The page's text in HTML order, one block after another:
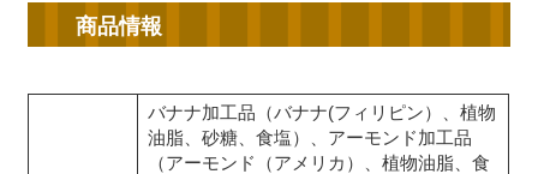
商品情報
バナナ加工品（バナナ(フィリピン）、植物
油脂、砂糖、食塩）、アーモンド加工品
（アーモンド（アメリカ）、植物油脂、食